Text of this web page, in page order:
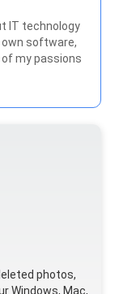
IT technology
own software,
my passions
photos,
Windows, Mac,